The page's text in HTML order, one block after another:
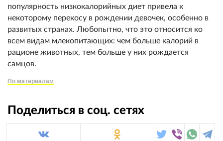
популярность низкокалорийных диет привела к
некоторому перекосу в рождении девочек, особенно в
развитых странах. Любопытно, что это относится ко
всем видам млекопитающих: чем больше калорий в
рационе животных, тем больше у них рождается
самцов.
По материалам
Поделиться в соц. сетях